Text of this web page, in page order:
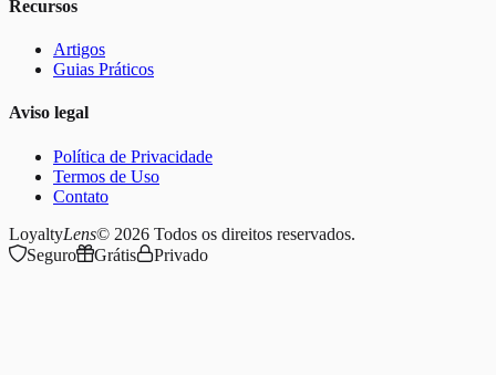
Recursos
Artigos
Guias Práticos
Aviso legal
Política de Privacidade
Termos de Uso
Contato
LoyaltyLens© 2026 Todos os direitos reservados.
Seguro
Grátis Privado